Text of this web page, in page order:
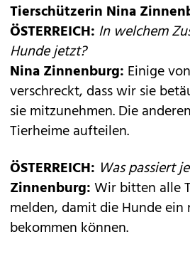
Tierschützerin Nina
ÖSTERREICH: In welchem
Hunde jetzt?
Nina Zinnenburg: Einige
verschreckt, dass wir sie
sie mitzunehmen. Die
Tierheime aufteilen.
ÖSTERREICH: Was passiert
Zinnenburg:Wir bitten alle
melden, damit die Hunde ein
bekommen können.